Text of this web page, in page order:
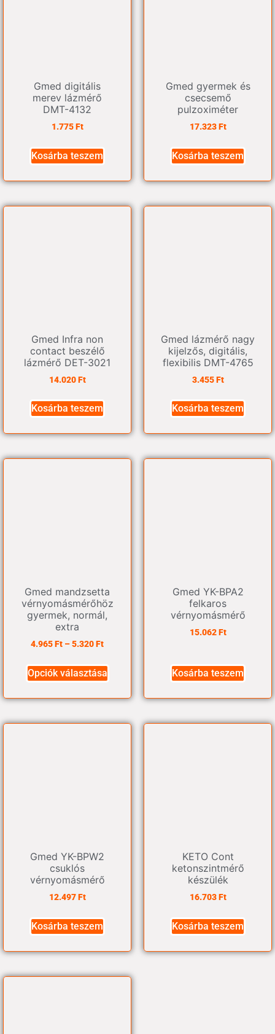
Gmed digitális
merev lázmérő
DMT-4132
1.775Ft
Kosárba teszem
Gmed gyermek és
csecsemő
pulzoximéter
17.323Ft
Kosárba teszem
Gmed Infra non
contact beszélő
lázmérő DET-3021
14.020Ft
Kosárba teszem
Gmed lázmérő nagy
kijelzős, digitális,
flexibilis DMT-4765
3.455Ft
Kosárba teszem
Gmed mandzsetta
vérnyomásmérőhöz
gyermek, normál,
extra
4.965Ft –5.320Ft
Opciók választása
Gmed YK-BPA2
felkaros
vérnyomásmérő
15.062Ft
Kosárba teszem
Gmed YK-BPW2
csuklós
vérnyomásmérő
12.497Ft
Kosárba teszem
KETO Cont
ketonszintmérő
készülék
16.703Ft
Kosárba teszem